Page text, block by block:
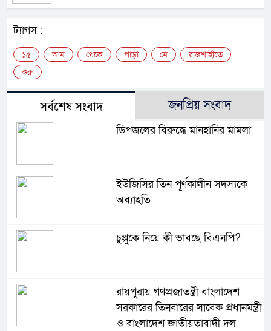
ট্যাগস :
১৫ আম থেকে পাড়া মে
রাজশাহীতে
শুরু
সর্বশেষ সংবাদ জনপ্রিয় সংবাদ
ডিপজলের বিরুদ্ধে মানহানির মামলা
ইউজিসির তিন পূর্ণকালীন সদস্যকে
অব্যাহতি
চুপ্পুকে নিয়ে কী ভাবছে বিএনপি?
রায়পুরায় গণপ্রজাতন্ত্রী বাংলাদেশ
সরকারের তিনবারের সাবেক প্রধানমন্ত্রী
ও বাংলাদেশ জাতীয়তাবাদী দল